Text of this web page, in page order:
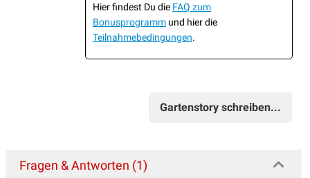
Hier findest Du die FAQ zum
Bonusprogramm und hier die
Teilnahmebedingungen.
Gartenstory schreiben...
Fragen & Antworten (1)